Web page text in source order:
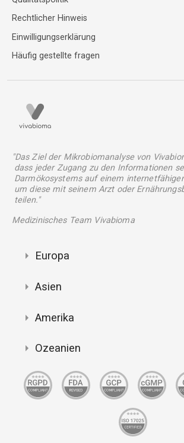
Rechtlicher Hinweis
Einwilligungserklärung
Häufig gestellte fragen
"Das Ziel der Mikrobiomanalyse von
dass jeder Zugang zu den Informationen
Darmökosystems auf einem
um diese mit seinem Arzt oder
teilen."
Medizinisches Team Vivabioma
Europa
Asien
Amerika
Ozeanien